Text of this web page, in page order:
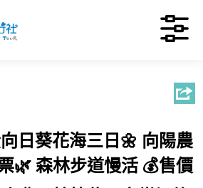
日葵花海三日🌼 向陽農
🌿 森林步道慢活 💰售價